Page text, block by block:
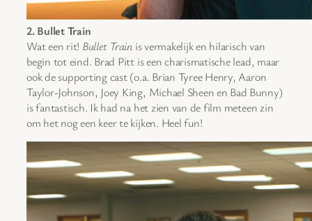
2. Bullet Train
Wat een rit! Bullet Train is vermakelijk en hilarisch van
begin tot eind. Brad Pitt is een charismatische lead, maar
ook de supporting cast (o.a. Brian Tyree Henry, Aaron
Taylor-Johnson, Joey King, Michael Sheen en Bad Bunny)
is fantastisch. Ik had na het zien van de film meteen zin
om het nog een keer te kijken. Heel fun!